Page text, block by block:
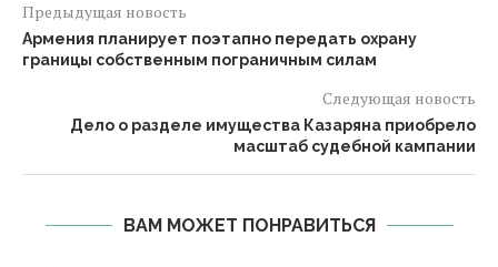
Предыдущая новость
Армения планирует поэтапно передать охрану
границы собственным пограничным силам
Следующая новость
Дело о разделе имущества Казаряна приобрело
масштаб судебной кампании
ВАМ МОЖЕТ ПОНРАВИТЬСЯ